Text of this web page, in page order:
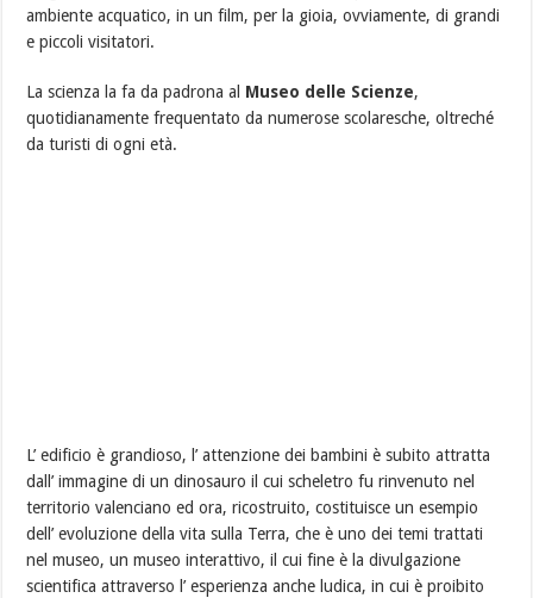
ambiente acquatico, in un film, per la gioia, ovviamente, di grandi
e piccoli visitatori.
La scienza la fa da padrona al Museo delle Scienze,
quotidianamente frequentato da numerose scolaresche, oltreché
da turisti di ogni età.
L’ edificio è grandioso, l’ attenzione dei bambini è subito attratta
dall’ immagine di un dinosauro il cui scheletro fu rinvenuto nel
territorio valenciano ed ora, ricostruito, costituisce un esempio
dell’ evoluzione della vita sulla Terra, che è uno dei temi trattati
nel museo, un museo interattivo, il cui fine è la divulgazione
scientifica attraverso l’ esperienza anche ludica, in cui è proibito